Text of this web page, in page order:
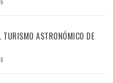
TURISMO ASTRONÓMICO DE